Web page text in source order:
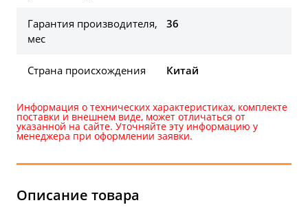
Гарантия производителя,
мес
36
Страна происхождения Китай
Информация о технических характеристиках, комплекте
поставки и внешнем виде, может отличаться от
указанной на сайте. Уточняйте эту информацию у
менеджера при оформлении заявки.
Описание товара